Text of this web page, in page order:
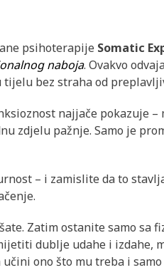
psihoterapije Somatic
naboja. Ovakvo
bez straha od
najjače pokazuje
zdjelu pažnje. Samo je
– i zamislite da to
Zatim ostanite samo sa
dublje udahe i izdahe,
ono što mu treba i